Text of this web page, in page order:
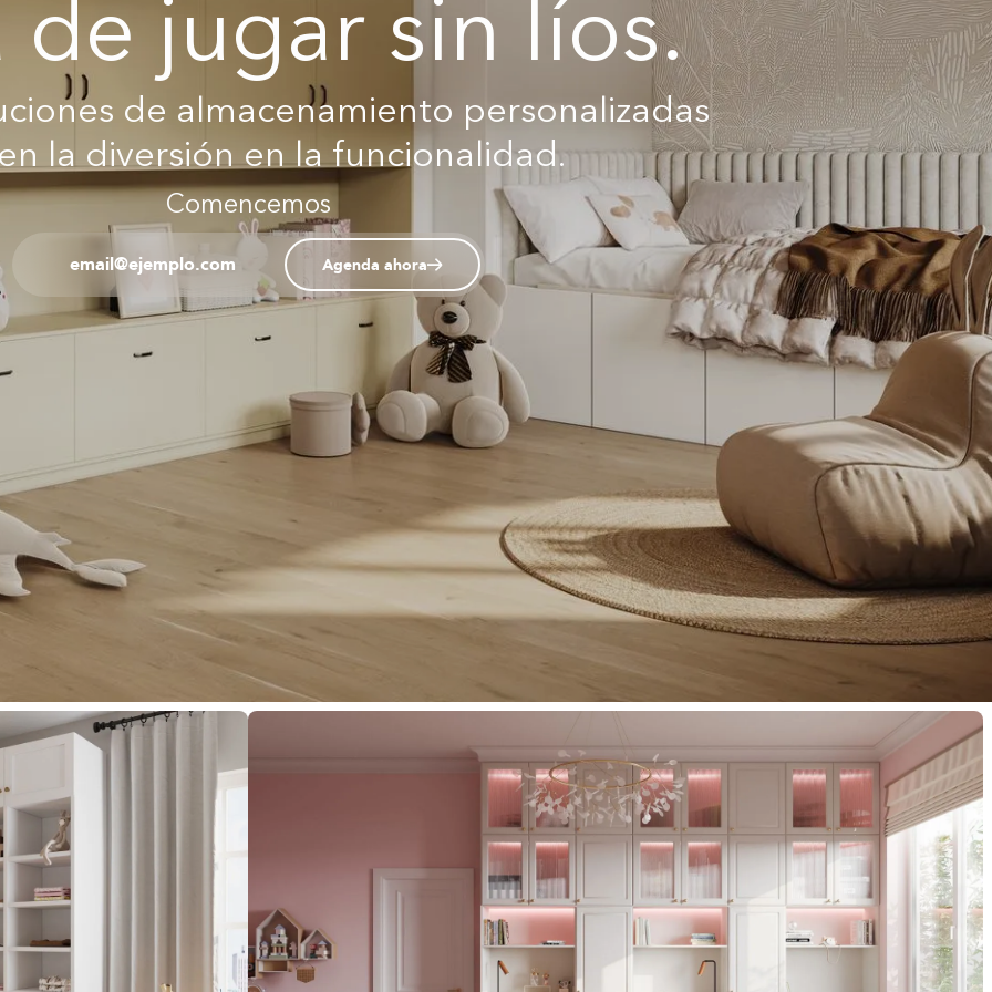
de jugar sin líos.
de almacenamiento personalizadas
la diversión en la funcionalidad.
Comencemos
Agenda ahora